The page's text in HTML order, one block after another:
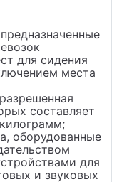
для сидения
места
составляет
оборудованные
для
и звуковых